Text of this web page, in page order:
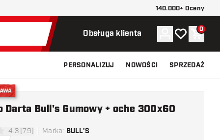
140.000+ Oceny
Obsługa klienta Konto
Moja listaKoszyk
0
PERSONALIZUJ NOWOŚCI SPRZEDAŻ
oceny
4.3 (79) Marka: BULL'S
Darta Bull's Gumowy + oche 300x60